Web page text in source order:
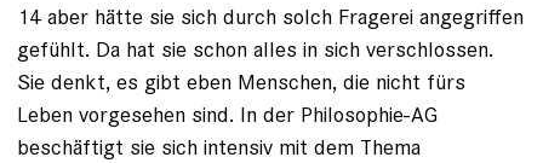
14 aber hätte sie sich durch solch Fragerei angegriffen
gefühlt. Da hat sie schon alles in sich verschlossen.
Sie denkt, es gibt eben Menschen, die nicht fürs
Leben vorgesehen sind. In der Philosophie-AG
beschäftigt sie sich intensiv mit dem Thema